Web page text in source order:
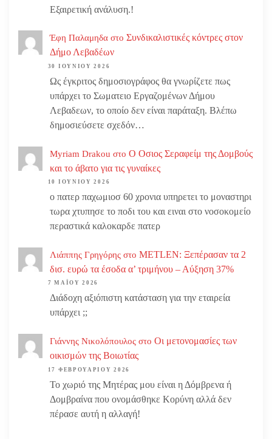
Εξαιρετική ανάλυση.!
Έφη Παλαμηδα στο Συνδικαλιστικές κόντρες στον
Δήμο Λεβαδέων
30 ΙΟΥΝΊΟΥ 2026
Ως έγκριτος δημοσιογράφος θα γνωρίζετε πως
υπάρχει το Σωματειο Εργαζομένων Δήμου
Λεβαδεων, το οποίο δεν είναι παράταξη. Βλέπω
δημοσιεύσετε σχεδόν…
Myriam Drakou στο Ο Οσιος Σεραφείμ της Δομβούς
και το άβατο για τις γυναίκες
10 ΙΟΥΝΊΟΥ 2026
ο πατερ παχωμιοσ 60 χρονια υπηρετει το μοναστηρι
τωρα χτυπησε το ποδι του και ειναι στο νοσοκομείο
περαστικά καλοκαρδε πατερ
Λιάππης Γρηγόρης στο METLEN: Ξεπέρασαν τα 2
δισ. ευρώ τα έσοδα α’ τριμήνου – Αύξηση 37%
7 ΜΑΪ́ΟΥ 2026
Διάδοχη αξιόπιστη κατάσταση για την εταιρεία
υπάρχει ;;
Γιάννης Νικολόπουλος στο Οι μετονομασίες των
οικισμών της Βοιωτίας
17 ΦΕΒΡΟΥΑΡΊΟΥ 2026
Το χωριό της Μητέρας μου είναι η Δόμβρενα ή
Δομβραίνα που ονομάσθηκε Κορύνη αλλά δεν
πέρασε αυτή η αλλαγή!